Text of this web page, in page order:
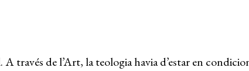
través de l’Art, la teologia havia d’estar en